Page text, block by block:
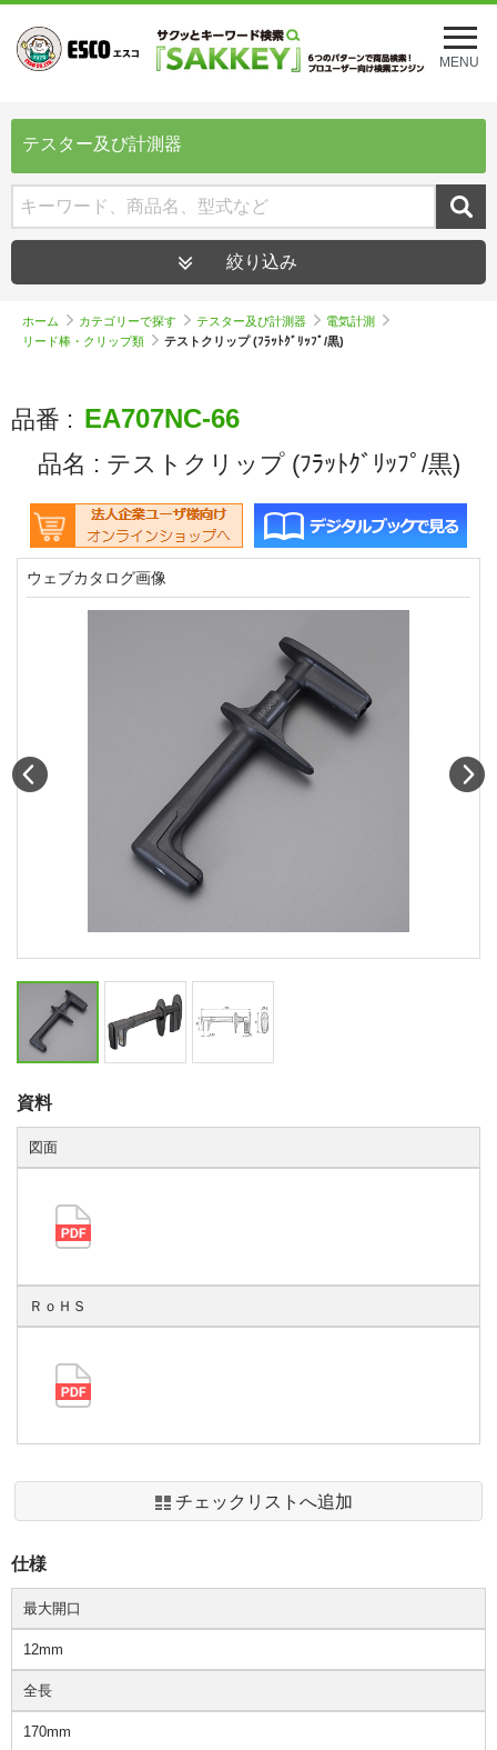
メ
ニ
ュ
を
MENU
テスター及び計測器
絞り込み
ホーム カテゴリーで探す テスター及び計測器
電気計測
リード棒・クリップ類
テストクリップ (ﾌﾗｯﾄｸﾞﾘｯﾌﾟ/黒)
品番 : EA707NC-66
品名 : テストクリップ (ﾌﾗｯﾄｸﾞﾘｯﾌﾟ/黒)
チェックリストへ追加
仕様
最大開口
12mm
全長
170mm
ウェブカタログ画像
資料
図面
ＲｏＨＳ